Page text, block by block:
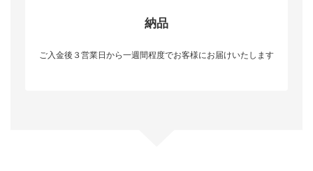
納品
ご入金後３営業日から一週間程度でお客様にお届けいたします